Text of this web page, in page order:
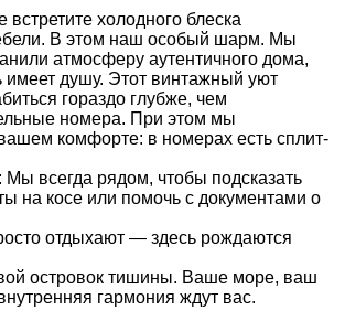
холодного блеска
В этом наш особый шарм. Мы
атмосферу аутентичного дома,
имеет душу. Этот винтажный уют
гораздо глубже, чем
номера. При этом мы
комфорте: в номерах есть сплит-
всегда рядом, чтобы подсказать
на косе или помочь с документами о
отдыхают — здесь рождаются
островок тишины. Ваше море, ваш
гармония ждут вас.